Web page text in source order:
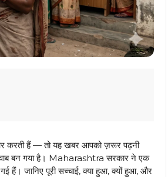
करती हैं — तो यह खबर आपको ज़रूर पढ़नी
बन गया है। Maharashtra सरकार ने एक
जानिए पूरी सच्चाई, क्या हुआ, क्यों हुआ, और